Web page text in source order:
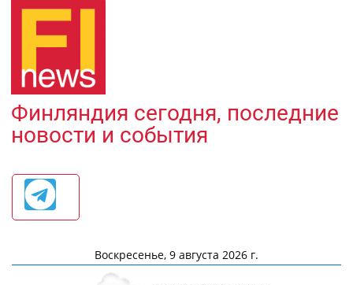
Финляндия сегодня, последние
новости и события
Воскресенье, 9 августа 2026 г.